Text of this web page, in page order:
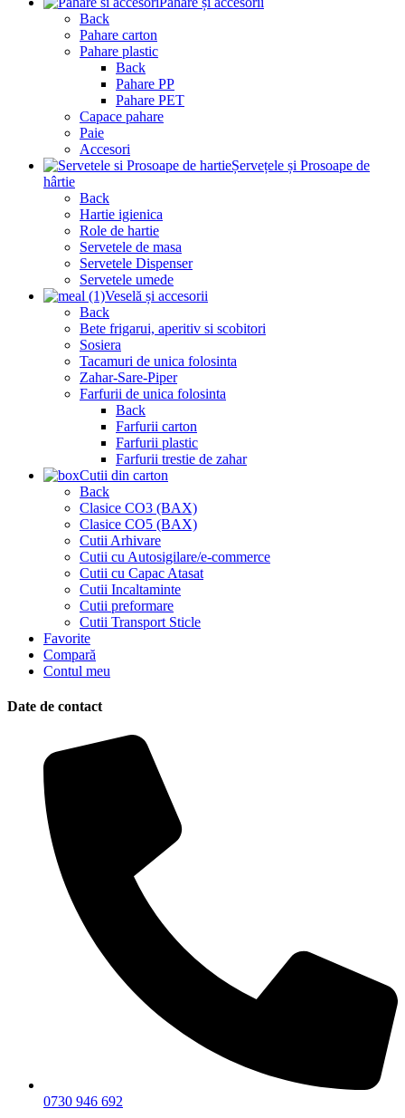
Back
Pahare carton
Pahare plastic
Back
Pahare PP
Pahare PET
Capace pahare
Paie
Accesori
Șervețele și Prosoape de
hârtie
Back
Hartie igienica
Role de hartie
Servetele de masa
Servetele Dispenser
Servetele umede
Veselă și accesorii
Back
Bete frigarui, aperitiv si scobitori
Sosiera
Tacamuri de unica folosinta
Zahar-Sare-Piper
Farfurii de unica folosinta
Back
Farfurii carton
Farfurii plastic
Farfurii trestie de zahar
Cutii din carton
Back
Clasice CO3 (BAX)
Clasice CO5 (BAX)
Cutii Arhivare
Cutii cu Autosigilare/e-commerce
Cutii cu Capac Atasat
Cutii Incaltaminte
Cutii preformare
Cutii Transport Sticle
Favorite
Compară
Contul meu
Date de contact
0730 946 692